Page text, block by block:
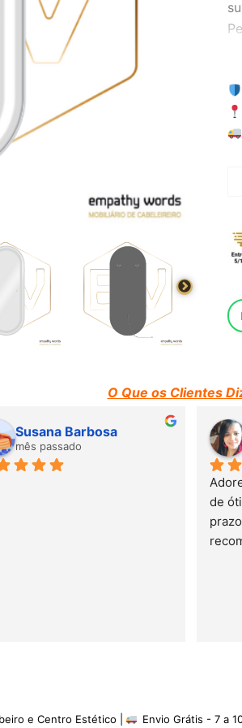
O Que os Clientes
Susana Barbosa
mês passado
de
e Centro Estético | Envio Grátis - 7 a